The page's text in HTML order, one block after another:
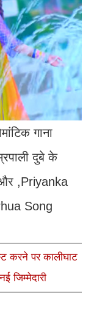
गाना
दुबे के
,Priyanka
Song
करने पर कालीघाट
जिम्मेदारी